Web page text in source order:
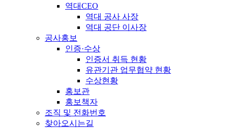
역대CEO
역대 공사 사장
역대 공단 이사장
공사홍보
인증·수상
인증서 취득 현황
유관기관 업무협약 현황
수상현황
홍보관
홍보책자
조직 및 전화번호
찾아오시는길